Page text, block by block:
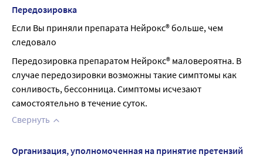
Передозировка
Если Вы приняли препарата Нейрокс® больше, чем
следовало
Передозировка препаратом Нейрокс® маловероятна. В
случае передозировки возможны такие симптомы как
сонливость, бессонница. Симптомы исчезают
самостоятельно в течение суток.
Свернуть
Организация, уполномоченная на принятие претензий